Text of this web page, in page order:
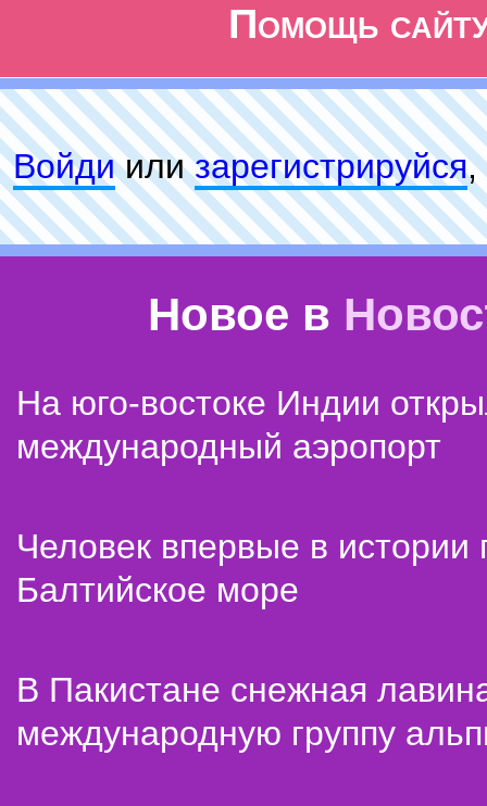
Помощь
Войдиилизарeгиcтpируйся,
Новое в
На юго-востоке Индии
международный аэропорт
Человек впервые в истории
Балтийское море
В Пакистане снежная
международную группу